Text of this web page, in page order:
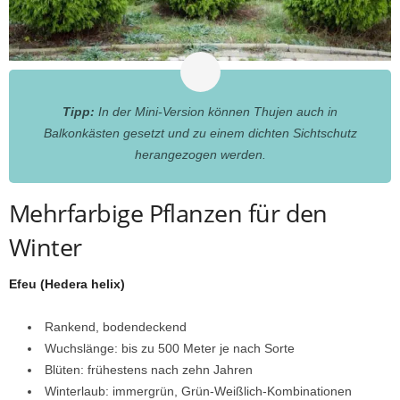
Tipp: In der Mini-Version können Thujen auch in
Balkonkästen gesetzt und zu einem dichten Sichtschutz
herangezogen werden.
Mehrfarbige Pflanzen für den
Winter
Efeu (Hedera helix)
Rankend, bodendeckend
Wuchslänge: bis zu 500 Meter je nach Sorte
Blüten: frühestens nach zehn Jahren
Winterlaub: immergrün, Grün-Weißlich-Kombinationen